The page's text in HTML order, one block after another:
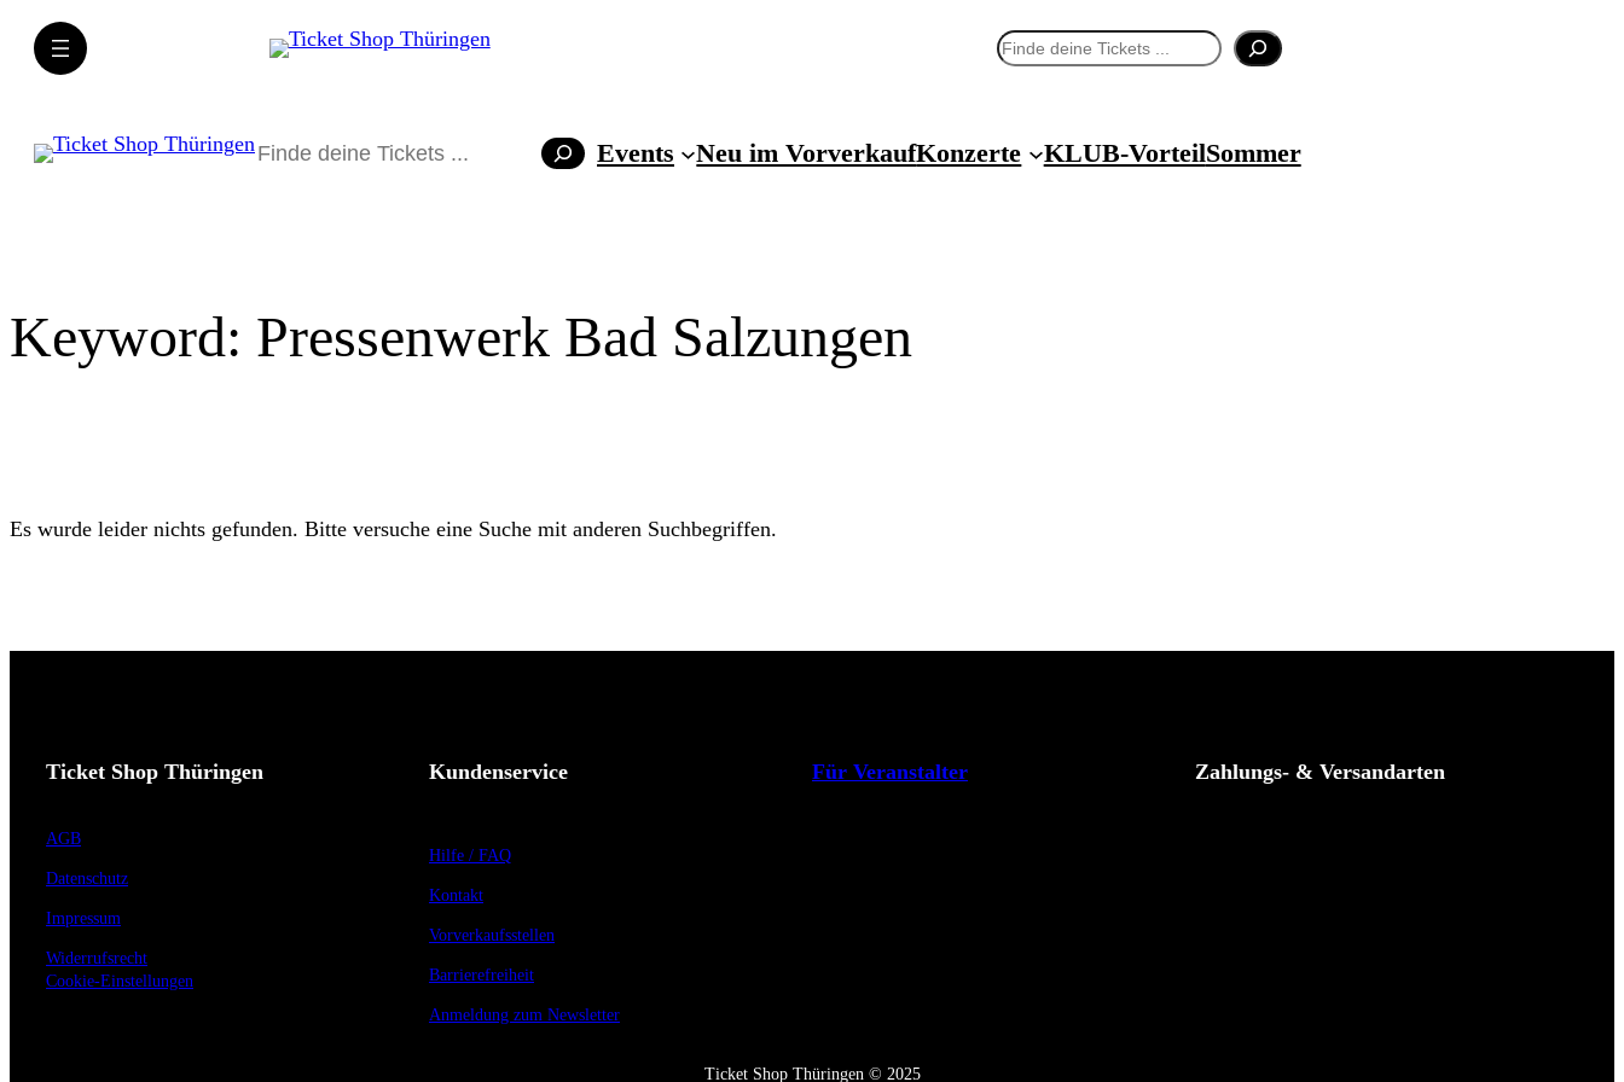
Direkt
zum
Suchen
Suchen Events Neu im VorverkaufKonzerte KLUB-VorteilSommer
Keyword: Pressenwerk Bad Salzungen
Es wurde leider nichts gefunden. Bitte versuche eine Suche mit anderen Suchbegriffen.
Ticket Shop Thüringen
AGB
Datenschutz
Impressum
Widerrufsrecht
Cookie-Einstellungen
Kundenservice
Hilfe / FAQ
Kontakt
Vorverkaufsstellen
Barrierefreiheit
Anmeldung zum Newsletter
Für Veranstalter Zahlungs- & Versandarten
Ticket Shop Thüringen © 2025